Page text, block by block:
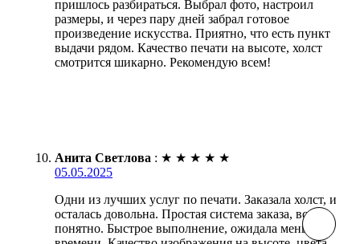
пришлось разбираться. Выбрал фото, настроил
размеры, и через пару дней забрал готовое
произведение искусства. Приятно, что есть пункт
выдачи рядом. Качество печати на высоте, холст
смотрится шикарно. Рекомендую всем!
Анита Светлова : ★ ★ ★ ★ ★
05.05.2025
Одни из лучших услуг по печати. Заказала холст, и
осталась довольна. Простая система заказа, все
понятно. Быстрое выполнение, ожидала меньше